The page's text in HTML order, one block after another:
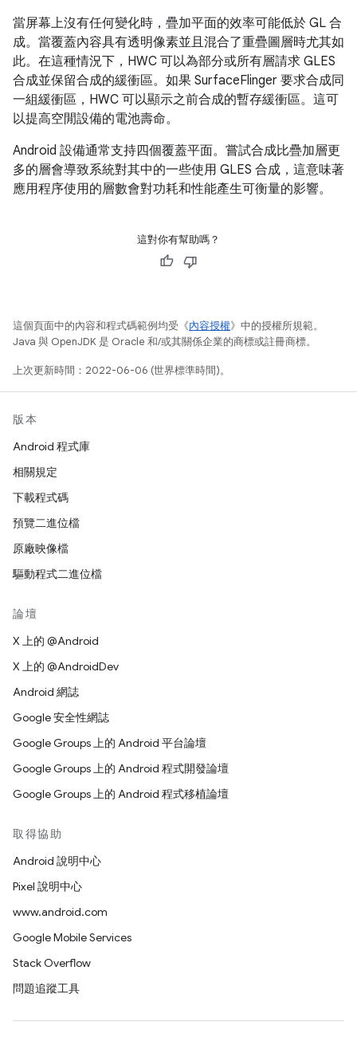
當屏幕上沒有任何變化時，疊加平面的效率可能低於 GL 合
成。當覆蓋內容具有透明像素並且混合了重疊圖層時尤其如
此。在這種情況下，HWC 可以為部分或所有層請求 GLES
合成並保留合成的緩衝區。如果 SurfaceFlinger 要求合成同
一組緩衝區，HWC 可以顯示之前合成的暫存緩衝區。這可
以提高空閒設備的電池壽命。
Android 設備通常支持四個覆蓋平面。嘗試合成比疊加層更
多的層會導致系統對其中的一些使用 GLES 合成，這意味著
應用程序使用的層數會對功耗和性能產生可衡量的影響。
這對你有幫助嗎？
這個頁面中的內容和程式碼範例均受《內容授權》中的授權所規範。
Java 與 OpenJDK 是 Oracle 和/或其關係企業的商標或註冊商標。
上次更新時間：2022-06-06 (世界標準時間)。
版本
Android 程式庫
相關規定
下載程式碼
預覽二進位檔
原廠映像檔
驅動程式二進位檔
論壇
X 上的 @Android
X 上的 @AndroidDev
Android 網誌
Google 安全性網誌
Google Groups 上的 Android 平台論壇
Google Groups 上的 Android 程式開發論壇
Google Groups 上的 Android 程式移植論壇
取得協助
Android 說明中心
Pixel 說明中心
www.android.com
Google Mobile Services
Stack Overflow
問題追蹤工具